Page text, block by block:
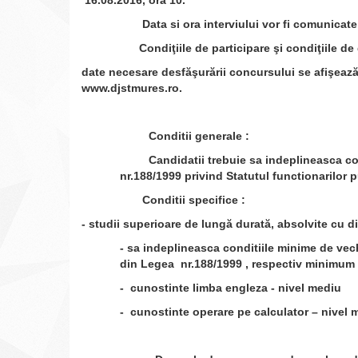
Data si ora interviului vor fi comunicate
Condiţiile de participare şi condiţiile de
date necesare desfăşurării concursului se
www.djstmures.ro.
Conditii generale :
Candidatii trebuie sa indeplineasca
nr.188/1999 privind Statutul functionarilor
Conditii specifice :
- studii superioare de lungă durată, absolvite cu
- sa indeplineasca conditiile minime de
din Legea nr.188/1999 , respectiv
- cunostinte limba engleza - nivel mediu
- cunostinte operare pe calculator – nivel